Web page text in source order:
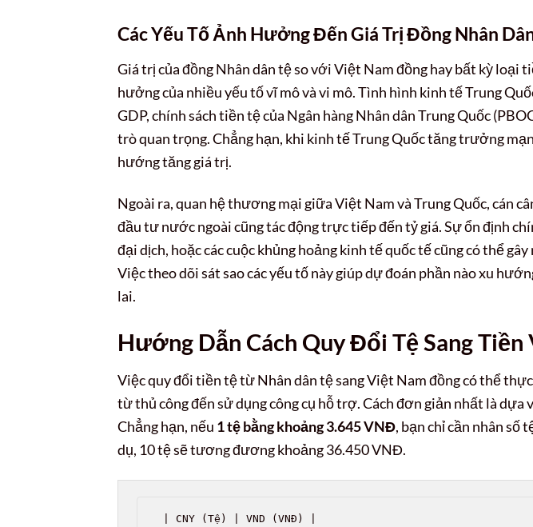
Các Yếu Tố Ảnh Hưởng Đến Giá Trị Đồng Nhân
Giá trị của đồng Nhân dân tệ so với Việt Nam đồng hay bất kỳ loại
hưởng của nhiều yếu tố vĩ mô và vi mô. Tình hình kinh tế Trung
GDP, chính sách tiền tệ của Ngân hàng Nhân dân Trung Quốc
trò quan trọng. Chẳng hạn, khi kinh tế Trung Quốc tăng trưởng
hướng tăng giá trị.
Ngoài ra, quan hệ thương mại giữa Việt Nam và Trung Quốc, cán
đầu tư nước ngoài cũng tác động trực tiếp đến tỷ giá. Sự ổn định
đại dịch, hoặc các cuộc khủng hoảng kinh tế quốc tế cũng có thể
Việc theo dõi sát sao các yếu tố này giúp dự đoán phần nào xu
lai.
Hướng Dẫn Cách Quy Đổi Tệ Sang Tiền
Việc quy đổi tiền tệ từ Nhân dân tệ sang Việt Nam đồng có thể
từ thủ công đến sử dụng công cụ hỗ trợ. Cách đơn giản nhất là dựa
Chẳng hạn, nếu 1 tệ bằng khoảng 3.645 VNĐ, bạn chỉ cần nhân số
dụ, 10 tệ sẽ tương đương khoảng 36.450 VNĐ.
| CNY (Tệ) | VND (VNĐ) |